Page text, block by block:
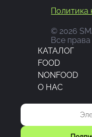
Политика
© 2026
Все
КАТАЛОГ
FOOD
NONFOOD
О НАС